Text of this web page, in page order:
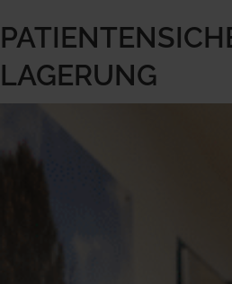
LAGERUNG